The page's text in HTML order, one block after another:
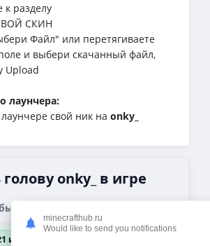
разделу
СКИН
Файл" или перетягиваете
и выбери скачанный файл,
Upload
лаунчера:
свой ник на onky_
onky_ в игре
получить блок:
и выше
minecrafthub.ru
Would like to send you notifications